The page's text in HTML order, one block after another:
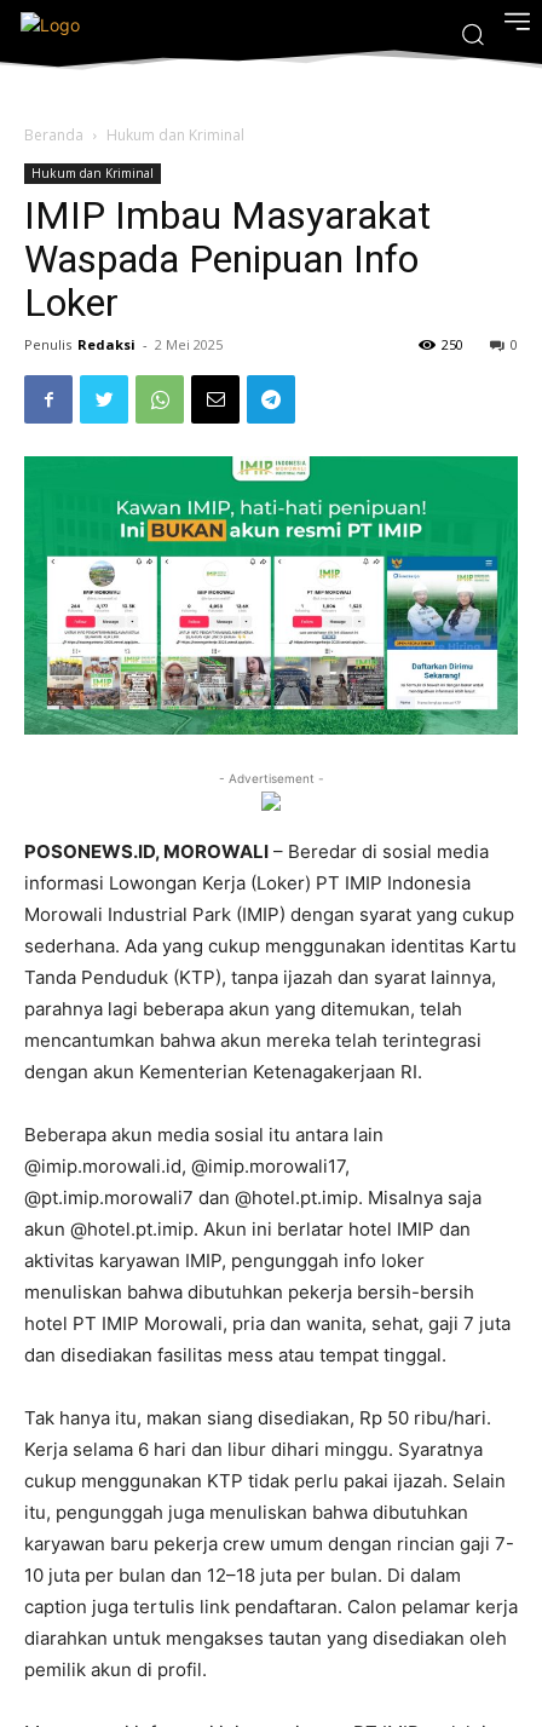
Beranda Hukum dan Kriminal
Hukum dan Kriminal
IMIP Imbau Masyarakat
Waspada Penipuan Info
Loker
Penulis Redaksi - 2 Mei 2025 0
250
- Advertisement -
POSONEWS.ID, MOROWALI – Beredar di sosial media
informasi Lowongan Kerja (Loker) PT IMIP Indonesia
Morowali Industrial Park (IMIP) dengan syarat yang cukup
sederhana. Ada yang cukup menggunakan identitas Kartu
Tanda Penduduk (KTP), tanpa ijazah dan syarat lainnya,
parahnya lagi beberapa akun yang ditemukan, telah
mencantumkan bahwa akun mereka telah terintegrasi
dengan akun Kementerian Ketenagakerjaan RI.
Beberapa akun media sosial itu antara lain
@imip.morowali.id, @imip.morowali17,
@pt.imip.morowali7 dan @hotel.pt.imip. Misalnya saja
akun @hotel.pt.imip. Akun ini berlatar hotel IMIP dan
aktivitas karyawan IMIP, pengunggah info loker
menuliskan bahwa dibutuhkan pekerja bersih-bersih
hotel PT IMIP Morowali, pria dan wanita, sehat, gaji 7 juta
dan disediakan fasilitas mess atau tempat tinggal.
Tak hanya itu, makan siang disediakan, Rp 50 ribu/hari.
Kerja selama 6 hari dan libur dihari minggu. Syaratnya
cukup menggunakan KTP tidak perlu pakai ijazah. Selain
itu, pengunggah juga menuliskan bahwa dibutuhkan
karyawan baru pekerja crew umum dengan rincian gaji 7-
10 juta per bulan dan 12–18 juta per bulan. Di dalam
caption juga tertulis link pendaftaran. Calon pelamar kerja
diarahkan untuk mengakses tautan yang disediakan oleh
pemilik akun di profil.